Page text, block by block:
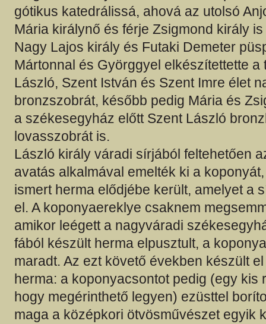
gótikus katedrálissá, ahová az utolsó
Mária királynő és férje Zsigmond király
Nagy Lajos király és Futaki Demeter
Mártonnal és Györggyel elkészítettette a
László, Szent István és Szent Imre élet
bronzszobrát, később pedig Mária és
a székesegyház előtt Szent László
lovasszobrát is.
László király váradi sírjából feltehetően
avatás alkalmával emelték ki a
ismert herma elődjébe került, amelyet a
el. A koponyaereklye csaknem
amikor leégett a nagyváradi
fából készült herma elpusztult, a
maradt. Az ezt követő években készült
herma: a koponyacsontot pedig (egy kis
hogy megérinthető legyen) ezüsttel
maga a középkori ötvösművészet egyik